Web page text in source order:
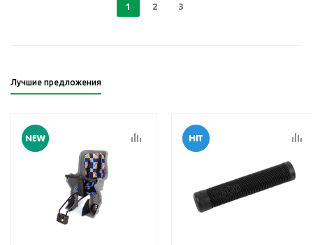
1 2 3
Лучшие предложения